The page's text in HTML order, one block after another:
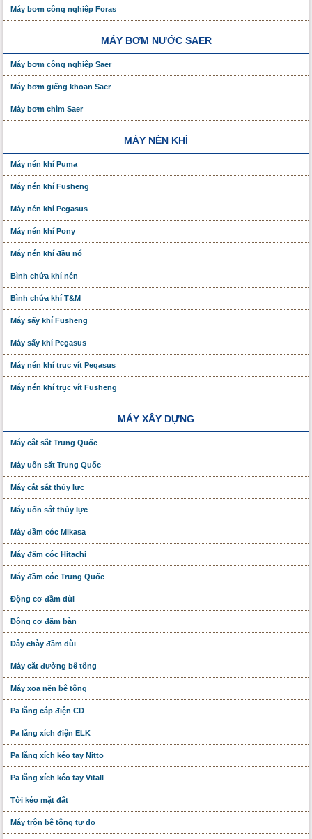
Máy bơm công nghiệp Foras
MÁY BƠM NƯỚC SAER
Máy bơm công nghiệp Saer
Máy bơm giếng khoan Saer
Máy bơm chìm Saer
MÁY NÉN KHÍ
Máy nén khí Puma
Máy nén khí Fusheng
Máy nén khí Pegasus
Máy nén khí Pony
Máy nén khí đầu nổ
Bình chứa khí nén
Bình chứa khí T&M
Máy sấy khí Fusheng
Máy sấy khí Pegasus
Máy nén khí trục vít Pegasus
Máy nén khí trục vít Fusheng
MÁY XÂY DỰNG
Máy cắt sắt Trung Quốc
Máy uốn sắt Trung Quốc
Máy cắt sắt thủy lực
Máy uốn sắt thủy lực
Máy đầm cóc Mikasa
Máy đầm cóc Hitachi
Máy đầm cóc Trung Quốc
Động cơ đầm dùi
Động cơ đầm bàn
Dây chày đầm dùi
Máy cắt đường bê tông
Máy xoa nền bê tông
Pa lăng cáp điện CD
Pa lăng xích điện ELK
Pa lăng xích kéo tay Nitto
Pa lăng xích kéo tay Vitall
Tời kéo mặt đất
Máy trộn bê tông tự do